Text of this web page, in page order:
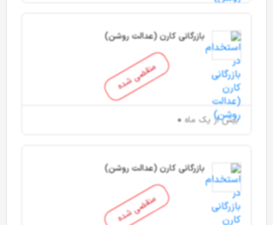
منقضی شده
بازرگانی کارن (عدالت روشن)
بیش از یک ماه
منقضی شده
بازرگانی کارن (عدالت روشن)